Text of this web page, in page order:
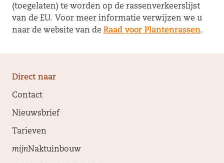
napus L. var.
napobrassica
(L.) Rchb.
rapa L. var.
sylvestris (Lam.)
(toegelaten) te worden op de rassenverkeerslijst
van de EU. Voor meer informatie verwijzen we u
naar de website van de Raad voor Plantenrassen.
Direct naar
Contact
Nieuwsbrief
Tarieven
mijnNaktuinbouw